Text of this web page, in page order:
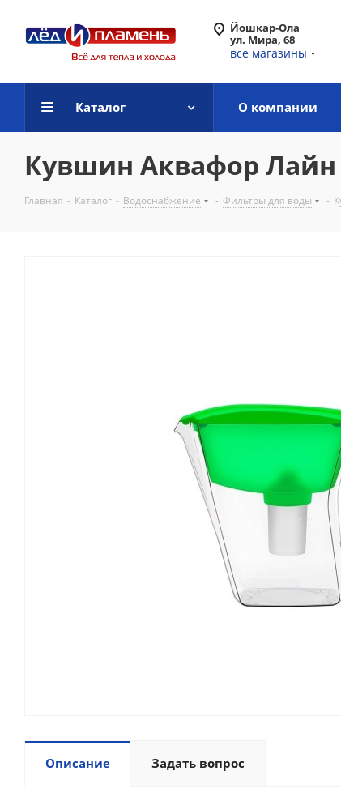
Йошкар-Ола
ул. Мира, 68
все магазины
Каталог О компании
Кувшин Аквафор
Главная - Каталог - Водоснабжение - Фильтры для воды -
Описание Задать вопрос